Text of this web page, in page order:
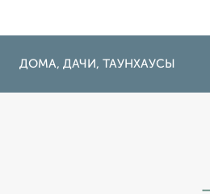
ДОМА, ДАЧИ, ТАУНХАУСЫ